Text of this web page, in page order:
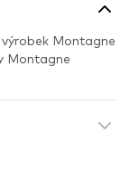
Montagne
Montagne